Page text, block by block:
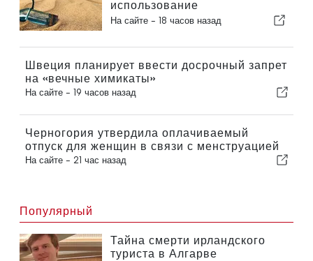
использование
возобновляемых источников
«песчаной батареи»
На сайте - 18 часов назад
Швеция планирует ввести досрочный запрет
на «вечные химикаты»
На сайте - 19 часов назад
Черногория утвердила оплачиваемый
отпуск для женщин в связи с менструацией
На сайте - 21 час назад
Популярный
Тайна смерти ирландского
туриста в Алгарве